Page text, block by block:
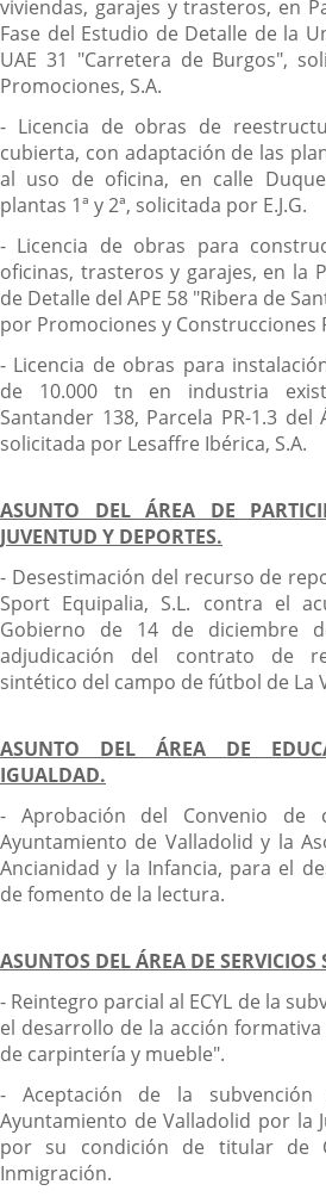
viviendas, garajes y trasteros, en
Fase del Estudio de Detalle de la
UAE 31 "Carretera de Burgos",
Promociones, S.A.
- Licencia de obras de
cubierta, con adaptación de las
al uso de oficina, en calle
plantas 1ª y 2ª, solicitada por E.J.G.
- Licencia de obras para
oficinas, trasteros y garajes, en la
de Detalle del APE 58 "Ribera de
por Promociones y Construcciones
- Licencia de obras para
de 10.000 tn en industria
Santander 138, Parcela PR-1.3 del
solicitada por Lesaffre Ibérica, S.A.
ASUNTO DEL ÁREA DE
JUVENTUD Y DEPORTES.
- Desestimación del recurso de
Sport Equipalia, S.L. contra el
Gobierno de 14 de diciembre
adjudicación del contrato de
sintético del campo de fútbol de La
ASUNTO DEL ÁREA DE
IGUALDAD.
- Aprobación del Convenio de
Ayuntamiento de Valladolid y la
Ancianidad y la Infancia, para el
de fomento de la lectura.
ASUNTOS DEL ÁREA DE SERVICIOS
- Reintegro parcial al ECYL de la
el desarrollo de la acción
de carpintería y mueble".
- Aceptación de la subvención
Ayuntamiento de Valladolid por la
por su condición de titular de
Inmigración.